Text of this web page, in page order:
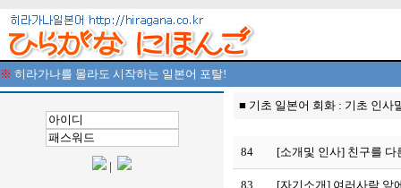
※ 히라가나를 몰라도 시작하는 일본어 포탈!
|
■ 기초 일본어 회화 : 기초 인사
84 [소개및 인사] 친구를
83 [자기소개] 여러사람 앞